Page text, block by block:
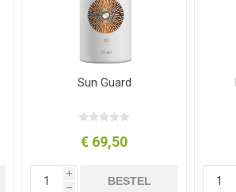
Sun Guard
€ 69,50
i
h
BESTEL